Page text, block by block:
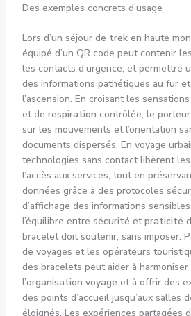
Des exemples concrets d’usage
Lors d’un séjour de treken haute
équipé d’un QR code peut contenir
les contacts d’urgence, et permettre
des informations pathétiques au fur
l’ascension. En croisant les
et de respiration contrôlée, le
sur les mouvements et l’orientation
documents dispersés. En voyage
technologies sans contact libèrent
l’accès aux services, tout en
données grâce à des protocoles
d’affichage des informations
l’équilibre entre sécurité etpraticité
bracelet doit soutenir, sans imposer.
de voyages et les opérateurs
des bracelets peut aider à
l’organisation voyage et à offrir des
des points d’accueil jusqu’aux salles
éloignés. Les expériences partagées